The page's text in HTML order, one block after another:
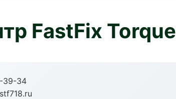
FastFix Torque
39-34